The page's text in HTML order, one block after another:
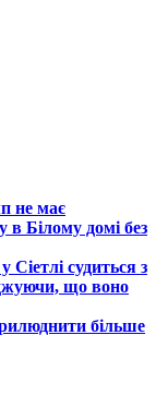
не має
в Білому домі без
судиться з
що воно
більше